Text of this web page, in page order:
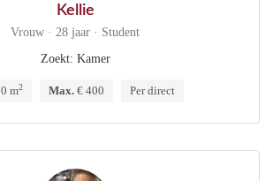
Kellie
Vrouw · 28 jaar · Student
Zoekt: Kamer
0 m2 Max. € 400 Per direct